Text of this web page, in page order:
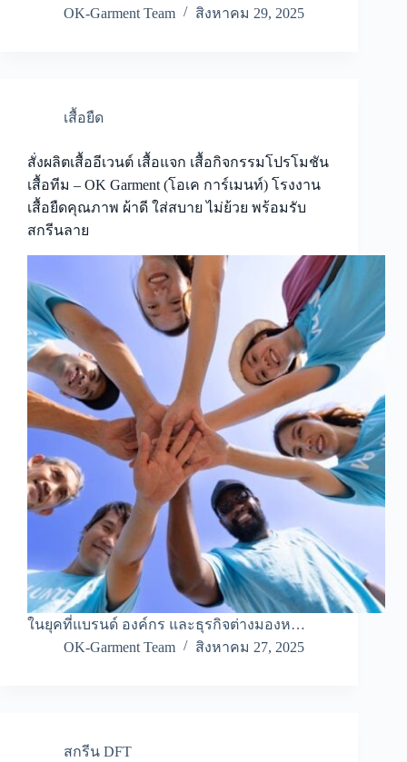
OK-Garment Team
สิงหาคม 29, 2025
เสื้อยืด
สั่งผลิตเสื้ออีเวนต์ เสื้อแจก เสื้อกิจกรรมโปรโมชัน
เสื้อทีม – OK Garment (โอเค การ์เมนท์) โรงงาน
เสื้อยืดคุณภาพ ผ้าดี ใส่สบาย ไม่ย้วย พร้อมรับ
สกรีนลาย
ในยุคที่แบรนด์ องค์กร และธุรกิจต่างมองห…
OK-Garment Team
สิงหาคม 27, 2025
สกรีน DFT